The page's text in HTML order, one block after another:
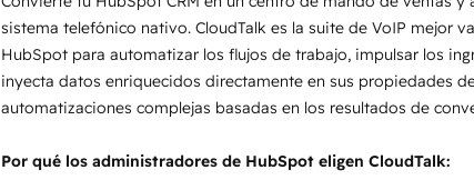
sistema telefónico nativo. CloudTalk es la suite de VoIP mejor
HubSpot para automatizar los flujos de trabajo, impulsar los
inyecta datos enriquecidos directamente en sus propiedades
automatizaciones complejas basadas en los resultados de
Por qué los administradores de HubSpot eligen CloudTalk: